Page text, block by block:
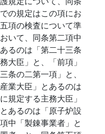
の規定はこの項にお
項の検査について準
いて、同条第二項中
るのは「第二十三条
大臣」と、「前項」
条の二第一項」と、
業大臣」とあるのは
規定する主務大臣」
あるのは「原子炉設
中「製錬事業者」と